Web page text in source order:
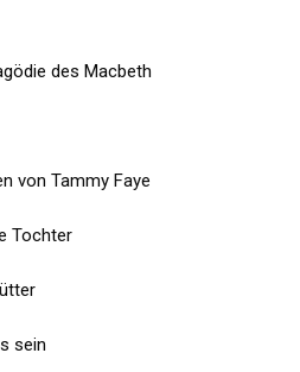
des Macbeth
von Tammy Faye
Tochter
sein